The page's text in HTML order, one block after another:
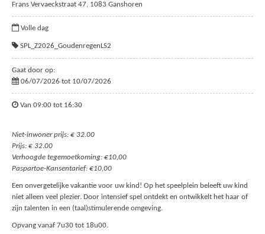
Frans Vervaeckstraat 47, 1083 Ganshoren
Volle dag
SPL_Z2026_GoudenregenLS2
Gaat door op:
06/07/2026 tot 10/07/2026
Van 09:00 tot 16:30
Niet-inwoner prijs: € 32.00
Prijs: € 32.00
Verhoogde tegemoetkoming: €10,00
Paspartoe-Kansentarief: €10,00
Een onvergetelijke vakantie voor uw kind! Op het speelplein beleeft uw kind
niet alleen veel plezier. Door intensief spel ontdekt en ontwikkelt het haar of
zijn talenten in een (taal)stimulerende omgeving.
Opvang vanaf 7u30 tot 18u00.